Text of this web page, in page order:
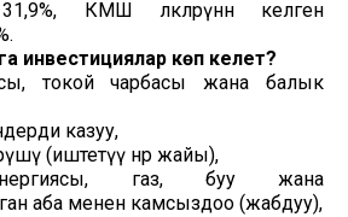
КМШ өлкөлөрүнөн келген
инвестициялар көп келет?
токой чарбасы жана балык
казуу,
(иштетүү өнөр жайы),
газ, буу жана
аба менен камсыздоо (жабдуу),